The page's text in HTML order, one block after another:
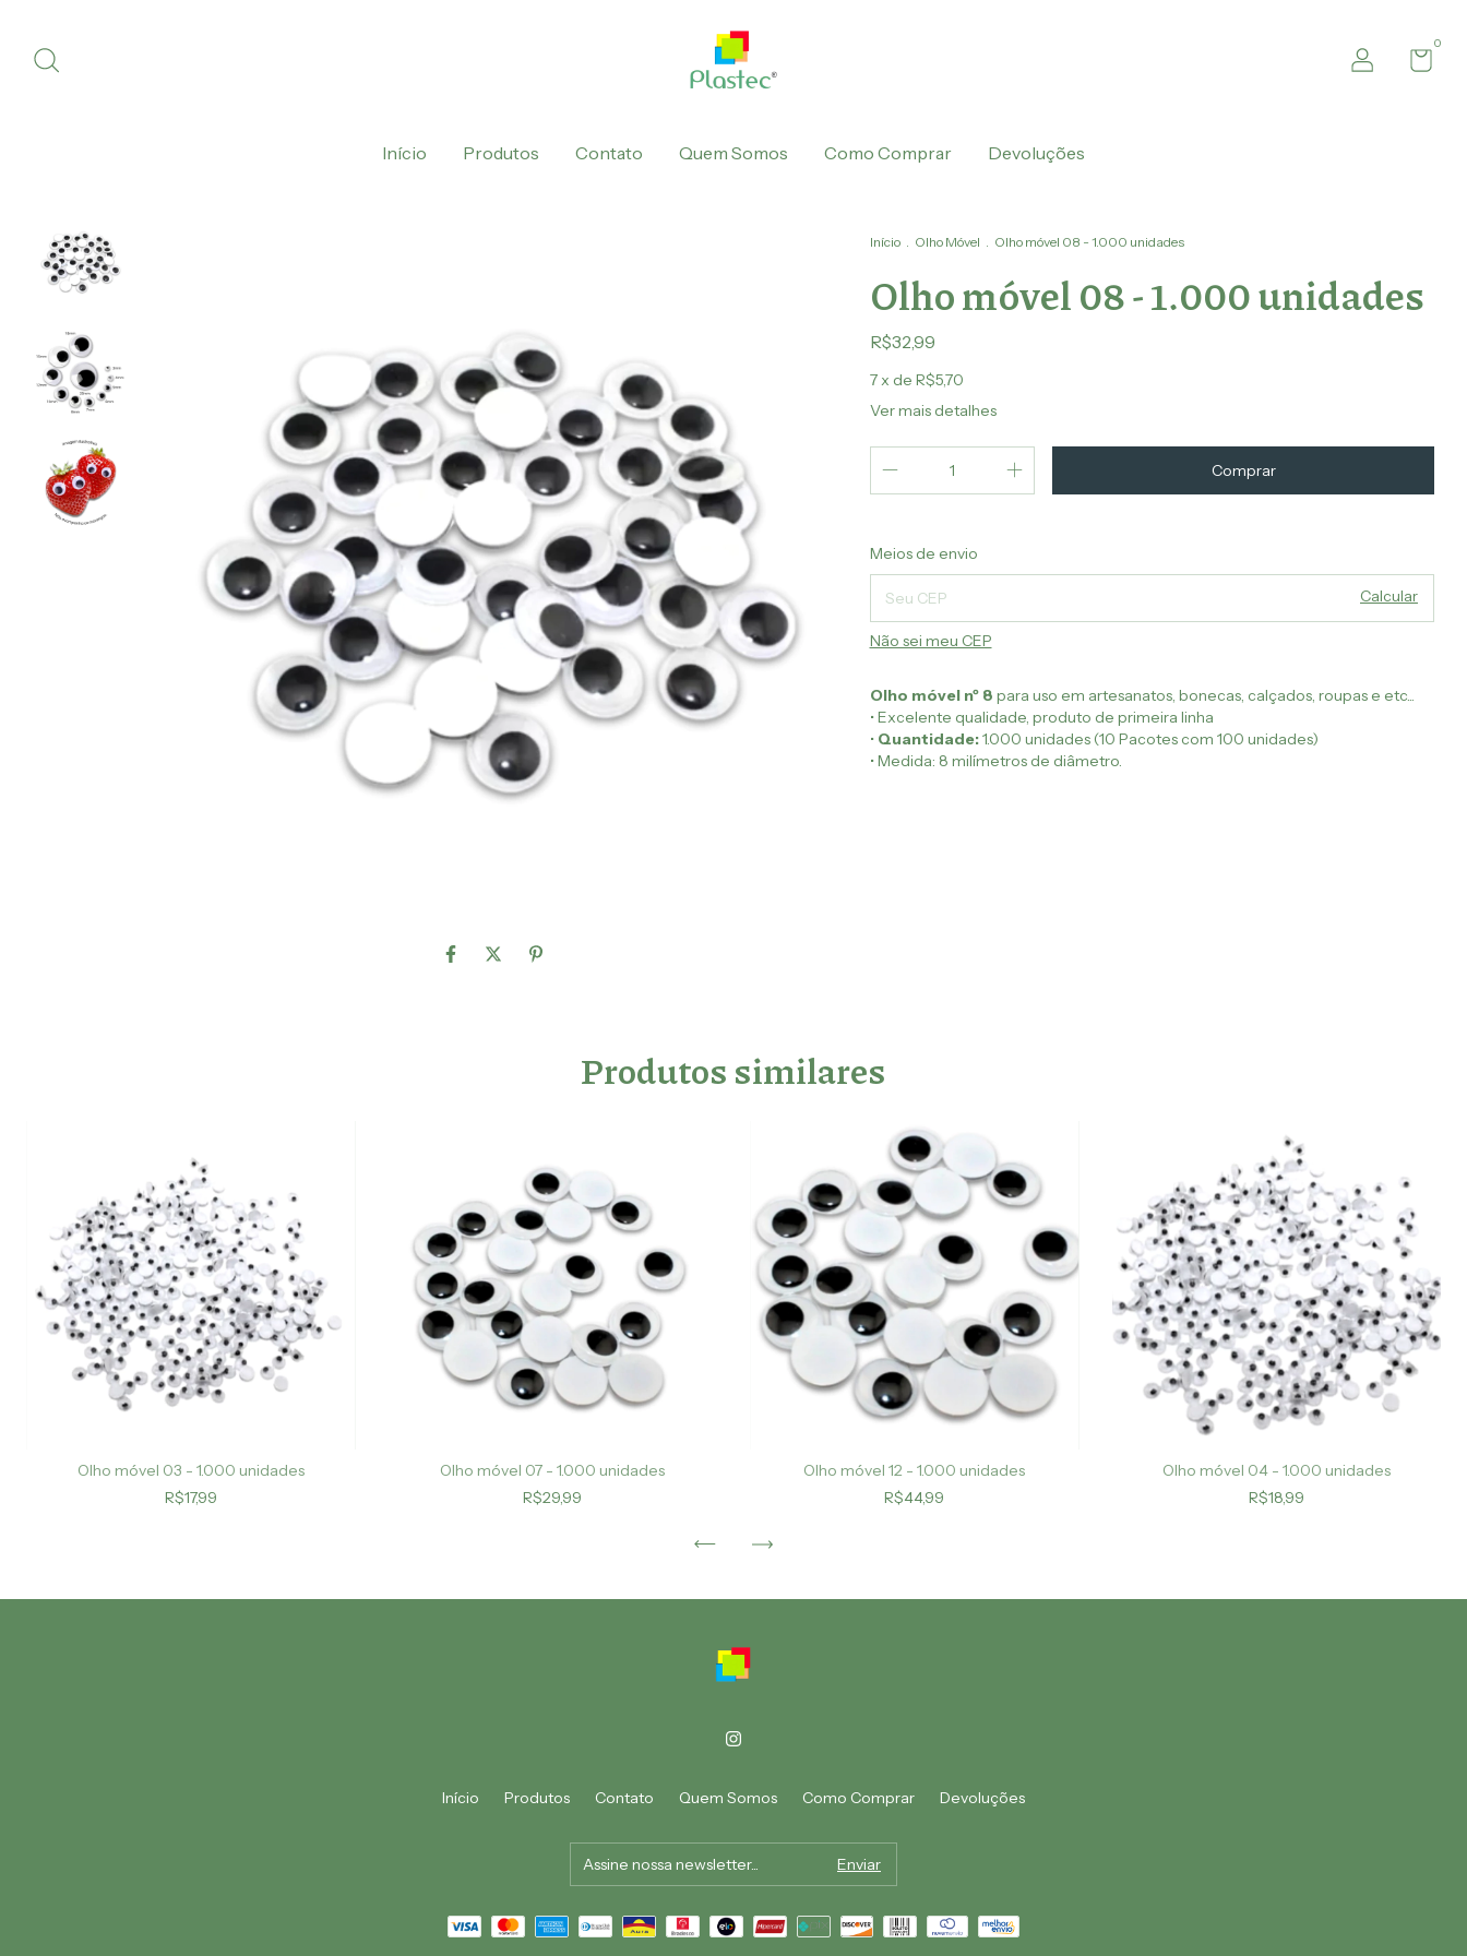
0
Início Produtos Contato Quem Somos Como Comprar Devoluções
Início . Olho Móvel . Olho móvel 08 - 1.000 unidades
Olho móvel 08 - 1.000 unidades
R$32,99
7x de R$5,70
Ver mais detalhes
Entregas para o CEP:
Meios de envio
Calcular
Não sei meu CEP
Olho móvel nº 8 para uso em artesanatos, bonecas, calçados, roupas e etc...
• Excelente qualidade, produto de primeira linha
• Quantidade:1.000 unidades (10 Pacotes com 100 unidades)
• Medida: 8 milímetros de diâmetro.
Produtos similares
Olho móvel 03 - 1.000 unidades
R$17,99
Olho móvel 07 - 1.000 unidades
R$29,99
Olho móvel 12 - 1.000 unidades
R$44,99
Olho móvel 04 - 1.000 unidades
R$18,99
Início Produtos Contato Quem Somos Como Comprar Devoluções